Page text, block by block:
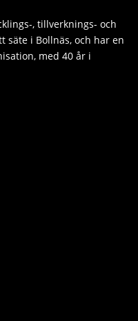
, tillverknings- och
säte i Bollnäs, och har en
med 40 år i